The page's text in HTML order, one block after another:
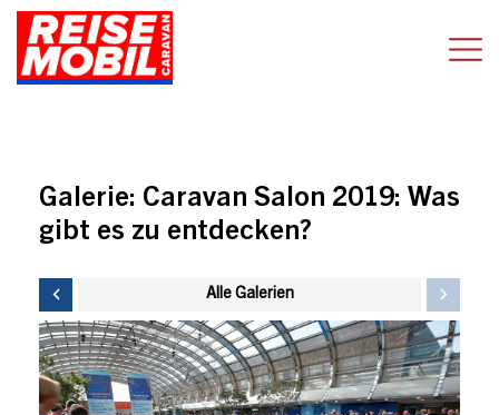
Galerie: Caravan Salon 2019: Was
gibt es zu entdecken?
Alle Galerien